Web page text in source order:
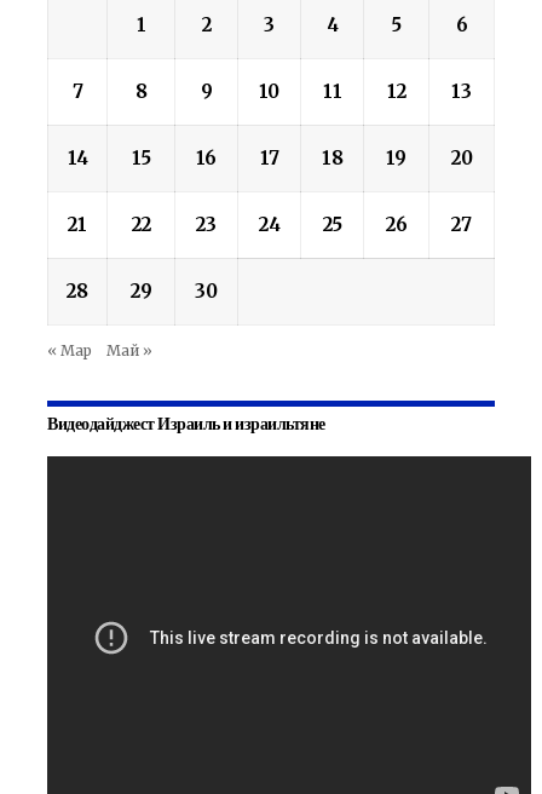
1 2 3 4 5 6
7 8 9 10 11 12 13
14 15 16 17 18 19 20
21 22 23 24 25 26 27
28 29 30
« Мар Май »
Видеодайджест Израиль и израильтяне